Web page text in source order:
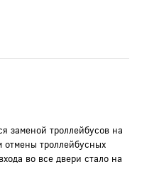
заменой троллейбусов на
троллейбусных
во все двери стало на